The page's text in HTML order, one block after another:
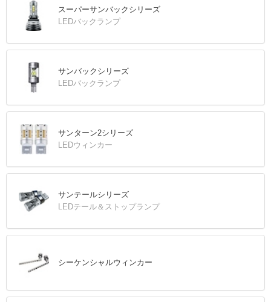
スーパーサンバックシリーズ
LEDバックランプ
サンバックシリーズ
LEDバックランプ
サンターン2シリーズ
LEDウィンカー
サンテールシリーズ
LEDテール＆ストップランプ
シーケンシャルウィンカー